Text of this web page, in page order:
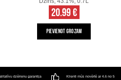
20.99 €
PIEVIENOT GROZAM
dzērienu garantija Klienti mūs novērtē ar 4.6 no 5